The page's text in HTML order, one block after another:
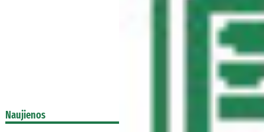
Naujienos